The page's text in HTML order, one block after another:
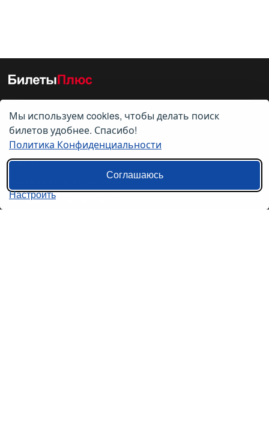
О нас
О компании
Контакты
Пользовательское соглашение
Мы используем cookies, чтобы делать поиск
билетов удобнее. Спасибо!
Политика Конфиденциальности
Соглашаюсь
Настроить